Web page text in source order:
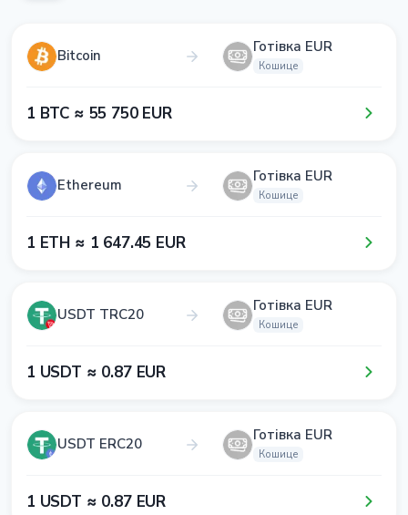
Bitcoin Готівка EUR
Кошице
1​ BTC ≈ 5​5​ 7​5​0​ EUR
Ethereum Готівка EUR
Кошице
1​ ETH ≈ 1​ 6​4​7​.4​5​ EUR
USDT TRC20 Готівка EUR
Кошице
1​ USDT ≈ 0​.8​7​ EUR
USDT ERC20 Готівка EUR
Кошице
1​ USDT ≈ 0​.8​7​ EUR